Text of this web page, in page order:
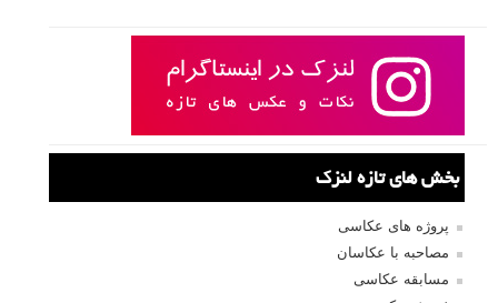
رمز عبور
مرا به خاطر بسپار
بازیابی رمز عبور
جستجو یرای: